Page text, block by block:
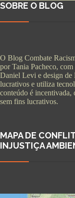
SOBRE O BLOG
O Blog Combate
por Tania Pacheco,
Daniel Levi e design
lucrativos e utiliza
conteúdo é incentivada,
sem fins lucrativos.
MAPA DE
INJUSTIÇA